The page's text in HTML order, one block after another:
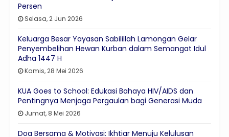
Persen
Selasa, 2 Jun 2026
Keluarga Besar Yayasan Sabilillah Lamongan Gelar
Penyembelihan Hewan Kurban dalam Semangat Idul
Adha 1447 H
Kamis, 28 Mei 2026
KUA Goes to School: Edukasi Bahaya HIV/AIDS dan
Pentingnya Menjaga Pergaulan bagi Generasi Muda
Jumat, 8 Mei 2026
Doa Bersama & Motivasi: Ikhtiar Menuju Kelulusan